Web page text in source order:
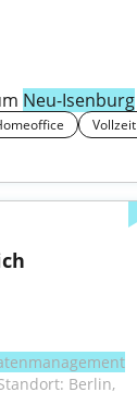
Neu-Isenburg
Vollzeit
Berlin,